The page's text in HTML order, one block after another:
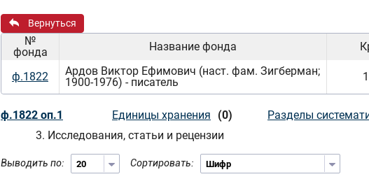
Вернуться
№
фонда
Название фонда
ф.1822
Ардов Виктор Ефимович (наст. фам. Зигберман;
1900-1976) - писатель
ф.1822 оп.1 Единицы хранения (0)
Разделы
3. Исследования, статьи и рецензии
Выводить по: Сортировать: